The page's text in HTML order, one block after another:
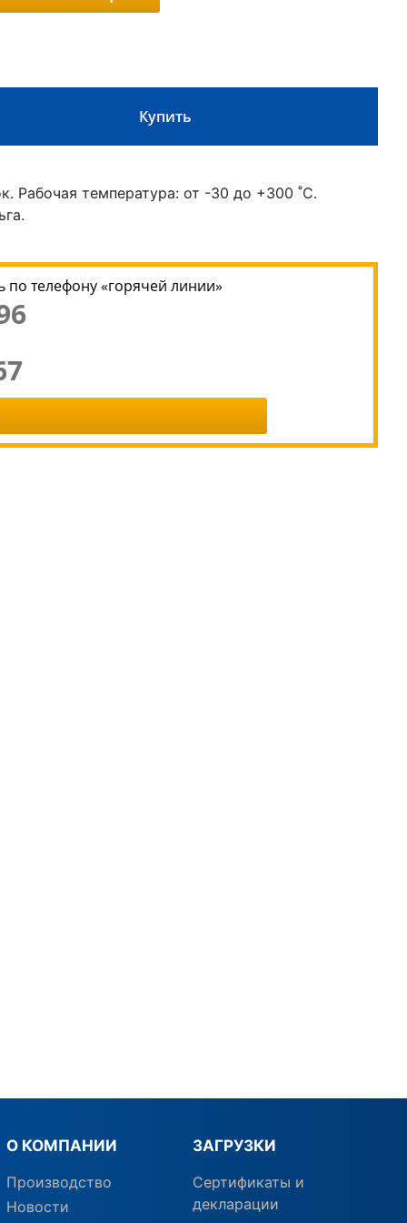
Купить
Рабочая температура: от -30 до +300 ˚С.
телефону «горячей линии»
О КОМПАНИИ
Производство
Новости
ЗАГРУЗКИ
Сертификаты и
декларации